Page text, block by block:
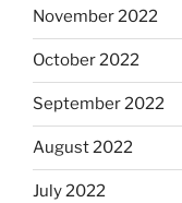
November 2022
October 2022
September 2022
August 2022
July 2022